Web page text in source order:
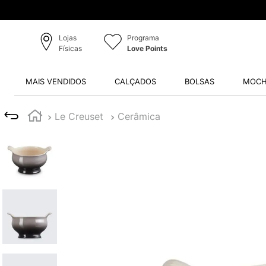
Lojas
Físicas
Programa
Love Points
MAIS VENDIDOS CALÇADOS BOLSAS
Le Creuset Cerâmica